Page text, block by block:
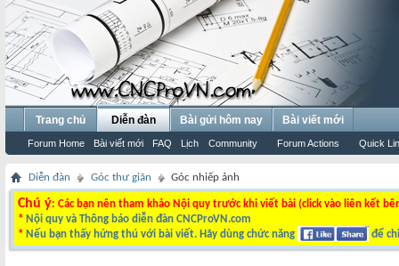
Trang chủ Diễn đàn
Forum Home Bài viết mới FAQ Lịch Community Forum Actions Quick
Bài gửi hôm nay Bài viết mới
Diễn đàn Góc thư giãn Góc nhiếp ảnh
Chú ý: Các bạn nên tham khảo Nội quy trước khi viết bài (click vào liên kết
* Nội quy và Thông báo diễn đàn CNCProVN.com
* Nếu bạn thấy hứng thú với bài viết. Hãy dùng chức năng để